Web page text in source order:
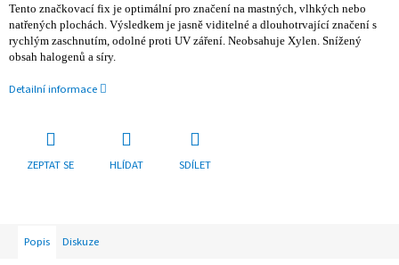
Tento značkovací fix je optimální pro značení na mastných, vlhkých nebo
natřených plochách. Výsledkem je jasně viditelné a dlouhotrvající značení s
rychlým zaschnutím, odolné proti UV záření. Neobsahuje Xylen. Snížený
obsah halogenů a síry.
Detailní informace
ZEPTAT SE HLÍDAT SDÍLET
Popis Diskuze